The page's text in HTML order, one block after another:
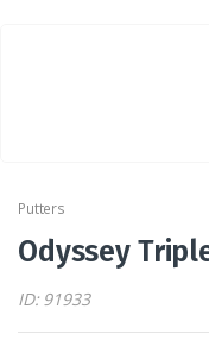
Putters
Odyssey
ID: 91933